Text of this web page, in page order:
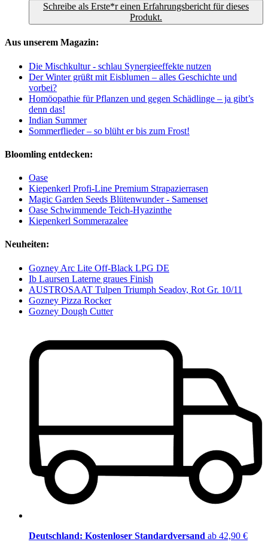
Schreibe als Erste*r einen Erfahrungsbericht für dieses
Produkt.
Aus unserem Magazin:
Die Mischkultur - schlau Synergieeffekte nutzen
Der Winter grüßt mit Eisblumen – alles Geschichte und
vorbei?
Homöopathie für Pflanzen und gegen Schädlinge – ja gibt’s
denn das!
Indian Summer
Sommerflieder – so blüht er bis zum Frost!
Bloomling entdecken:
Oase
Kiepenkerl Profi-Line Premium Strapazierrasen
Magic Garden Seeds Blütenwunder - Samenset
Oase Schwimmende Teich-Hyazinthe
Kiepenkerl Sommerazalee
Neuheiten:
Gozney Arc Lite Off-Black LPG DE
Ib Laursen Laterne graues Finish
AUSTROSAAT Tulpen Triumph Seadov, Rot Gr. 10/11
Gozney Pizza Rocker
Gozney Dough Cutter
Deutschland: Kostenloser Standardversand ab 42,90 €